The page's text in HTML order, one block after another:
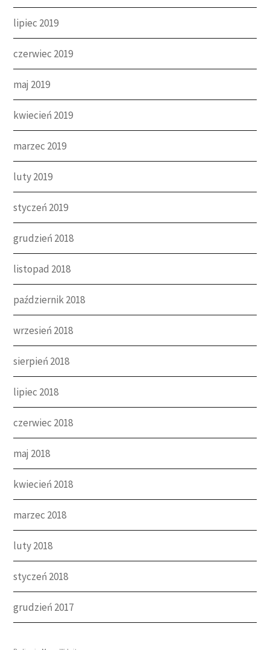
lipiec 2019
czerwiec 2019
maj 2019
kwiecień 2019
marzec 2019
luty 2019
styczeń 2019
grudzień 2018
listopad 2018
październik 2018
wrzesień 2018
sierpień 2018
lipiec 2018
czerwiec 2018
maj 2018
kwiecień 2018
marzec 2018
luty 2018
styczeń 2018
grudzień 2017